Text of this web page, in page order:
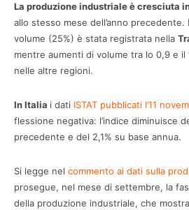
La produzione industriale è cresciuta
allo stesso mese dell’anno
volume (25%) è stata registrata nella
mentre aumenti di volume tra lo 0,9 e il
nelle altre regioni.
In Italia i dati ISTAT pubblicati l’11
flessione negativa: l’indice diminuisce
precedente e del 2,1% su base annua.
Si legge nel commento ai dati sulla
prosegue, nel mese di settembre, la
della produzione industriale, che